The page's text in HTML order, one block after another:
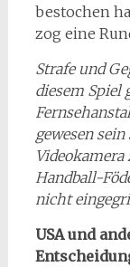
bestochen
zog eine
Strafe und
diesem Spiel
gewesen
Handball-
nicht
USA und